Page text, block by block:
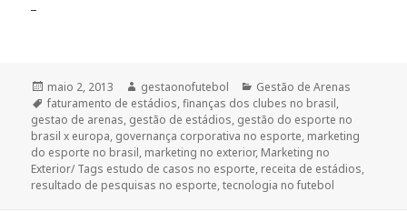
Publicado
em
maio 2, 2013 Autor
gestaonofutebol Categorias
Gestão de Arenas
Tags
faturamento de estádios,finanças dos clubes no brasil,
gestao de arenas, gestão de estádios, gestão do esporte no
brasil x europa, governança corporativa no esporte, marketing
do esporte no brasil, marketing no exterior, Marketing no
Exterior/ Tags estudo de casos no esporte, receita de estádios,
resultado de pesquisas no esporte,tecnologia no futebol